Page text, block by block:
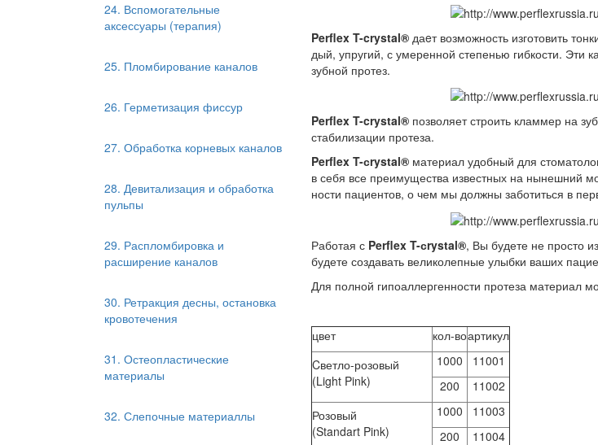
24. Вспомогательные
аксессуары (терапия)
25. Пломбирование каналов
26. Герметизация фиссур
27. Обработка корневых каналов
28. Девитализация и обработка
пульпы
29. Распломбировка и
расширение каналов
30. Ретракция десны, остановка
кровотечения
31. Остеопластические
материалы
32. Слепочные материаллы
Perflex T-crystal® даeт воз­мож­ность из­го­то­вить
дый, упру­гий, с уме­рен­ной сте­пе­нью гиб­ко­сти. Эти
зуб­ной про­тез.
Perflex T-crystal® поз­во­ля­ет стро­ить клам­мер на
ста­би­ли­за­ции про­те­за.
Perflex T-сrystal® ма­те­ри­ал удоб­ный для
в се­бя все пре­иму­ще­ства из­ве­ст­ных на ны­неш­ний
но­сти па­ци­ен­тов, о чем мы долж­ны за­бо­тить­ся в
Ра­бо­тая с Perflex T-сrystal®, Вы бу­де­те не про­сто
бу­де­те со­зда­вать ве­ли­ко­леп­ные улыб­ки ва­ших
Для пол­ной ги­по­ал­лер­ген­но­сти про­те­за ма­те­ри­ал
цвет
кол-воартикул
Cветло-розовый
(Light Pink)
1000
11001
200
11002
Розовый
(Standart Pink)
1000
11003
200
11004